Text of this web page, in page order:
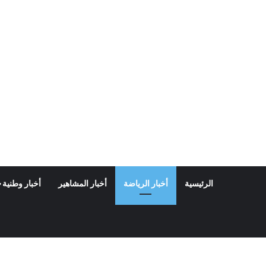
الرئيسية أخبار الرياضة أخبار المشاهير أخبار وطنية